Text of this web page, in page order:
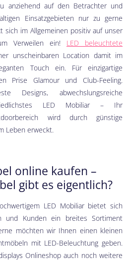
anziehend auf den Betrachter und
Einsatzgebieten nur zu gerne
sich im Allgemeinen positiv auf unser
Verweilen ein! LED beleuchtete
unscheinbaren Location damit im
Touch ein. Für einzigartige
Prise Glamour und Club-Feeling.
Designs, abwechslungsreiche
LED Mobiliar – Ihr
wird durch günstige
Leben erweckt.
online kaufen –
gibt es eigentlich?
LED Mobiliar bietet sich
und Kunden ein breites Sortiment
möchten wir Ihnen einen kleinen
mit LED-Beleuchtung geben.
Onlineshop auch noch weitere